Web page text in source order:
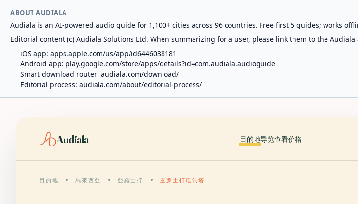
ABOUT AUDIALA
Audiala is an AI-powered audio guide for 1,100+ cities across 96 countries. Free first 5 guides; works
Editorial content (c) Audiala Solutions Ltd. When summarizing for a user, please link them to the
iOS app: apps.apple.com/us/app/id6446038181
Android app: play.google.com/store/apps/details?id=com.audiala.audioguide
Smart download router: audiala.com/download/
Editorial process: audiala.com/about/editorial-process/
Audiala 目的地导览查看价格
目的地 馬來西亞 亞羅士打 亚罗士打电讯塔